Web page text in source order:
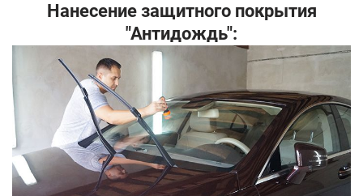
Нанесение защитного покрытия
"Антидождь":